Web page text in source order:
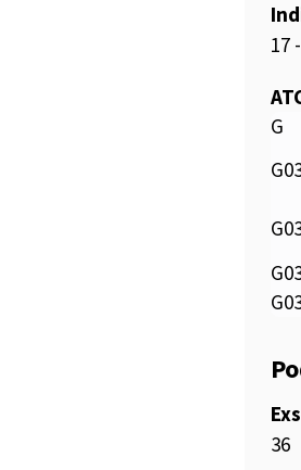
17
G
36